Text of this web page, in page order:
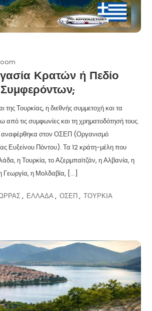
Κρατών ή Πεδίο
Τουρκίας, η διεθνής συμμετοχή και τα
από τις συμφωνίες και τη χρηματοδότησή τους.
στον ΟΣΕΠ (Οργανισμό
Ευξείνου Πόντου). Τα 12 κράτη-μέλη που
η Τουρκία, το Αζερμπαϊτζάν, η Αλβανία, η
Γεωργία, η Μολδαβία, […]
, ΕΛΛΑΔΑ, ΟΣΕΠ, ΤΟΥΡΚΙΑ